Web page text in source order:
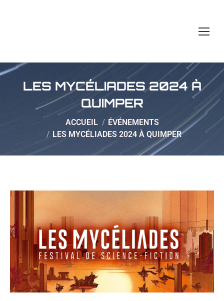
LES MYCÉLIADES 2024 À
QUIMPER
Vous êtes ici : ACCUEIL
ÉVÉNEMENTS
LES MYCÉLIADES 2024 À QUIMPER